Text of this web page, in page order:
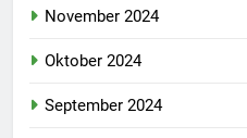
November 2024
Oktober 2024
September 2024